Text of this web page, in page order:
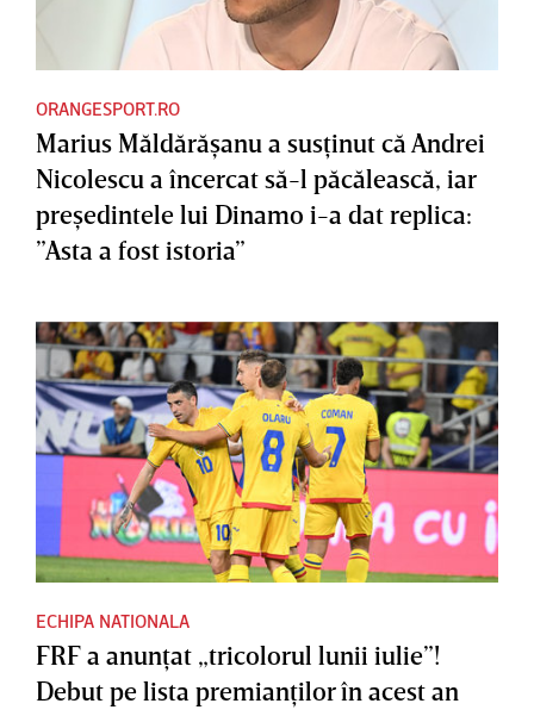
ORANGESPORT.RO
Marius Măldărăşanu a susţinut că Andrei
Nicolescu a încercat să-l păcălească, iar
preşedintele lui Dinamo i-a dat replica:
”Asta a fost istoria”
ECHIPA NATIONALA
FRF a anunţat „tricolorul lunii iulie”!
Debut pe lista premianţilor în acest an